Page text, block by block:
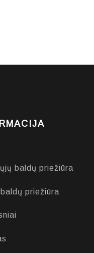
baldų priežiūra
baldų priežiūra